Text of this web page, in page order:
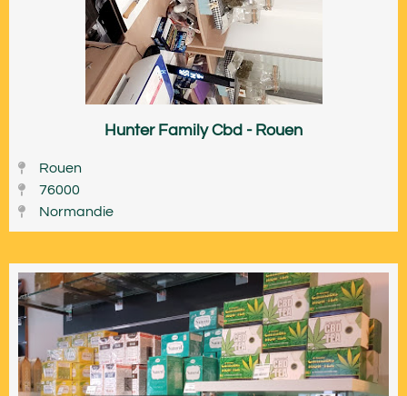
Hunter Family Cbd - Rouen
Rouen
76000
Normandie